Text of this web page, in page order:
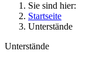
Sie sind hier:
Startseite
Unterstände
Unterstände